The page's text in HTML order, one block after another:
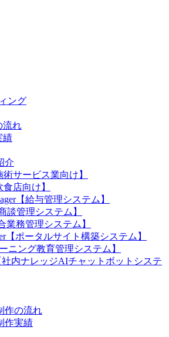
ング
流れ
績
介
術サービス業向け】
店向け】
【給与管理システム】
談管理システム】
業務管理システム】
【ポータルサイト構築システム】
ニング教育管理システム】
社内ナレッジAIチャットボットシステ
作の流れ
作実績